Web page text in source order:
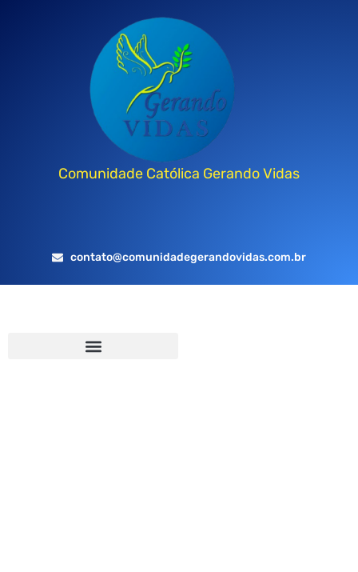
Comunidade Católica Gerando Vidas
contato@comunidadegerandovidas.com.br